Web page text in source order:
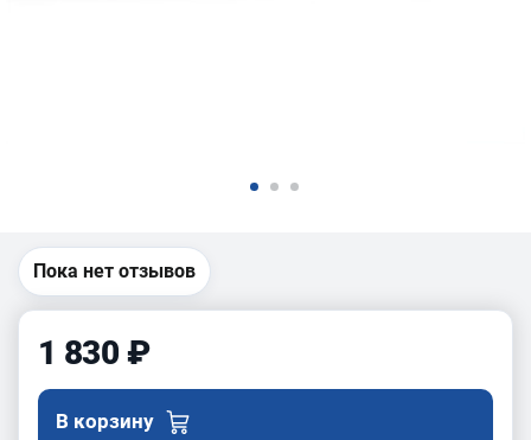
Пока нет отзывов
1 830 ₽
В корзину